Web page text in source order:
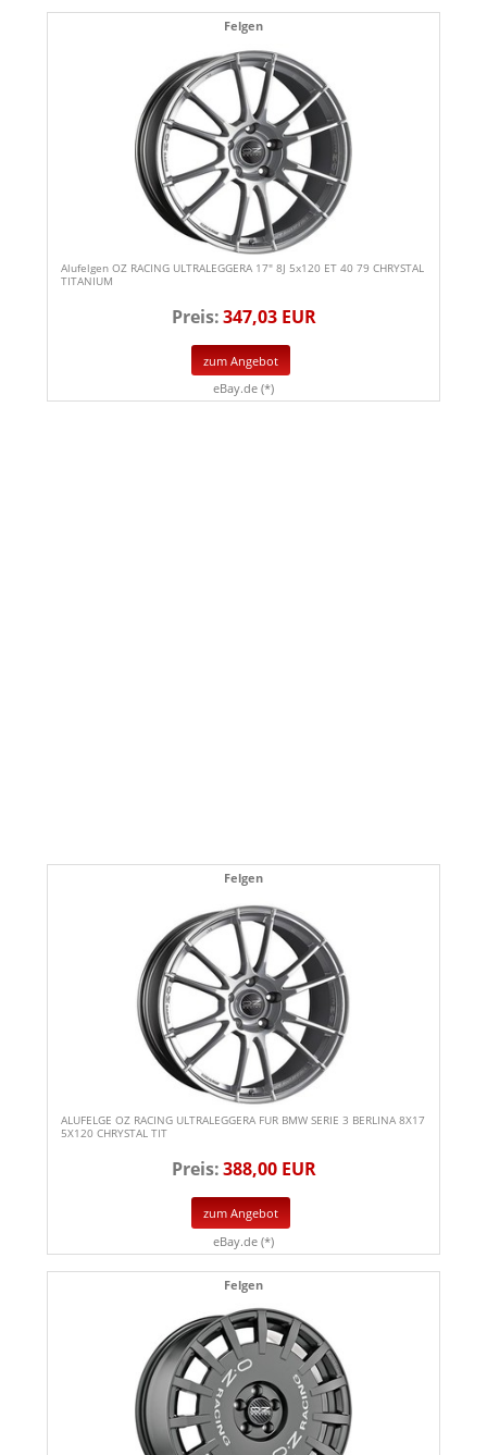
Felgen
Alufelgen OZ RACING ULTRALEGGERA 17" 8J 5x120 ET 40 79 CHRYSTAL
TITANIUM
Preis:347,03 EUR
zum Angebot
eBay.de (*)
Felgen
ALUFELGE OZ RACING ULTRALEGGERA FUR BMW SERIE 3 BERLINA 8X17
5X120 CHRYSTAL TIT
Preis:388,00 EUR
zum Angebot
eBay.de (*)
Felgen